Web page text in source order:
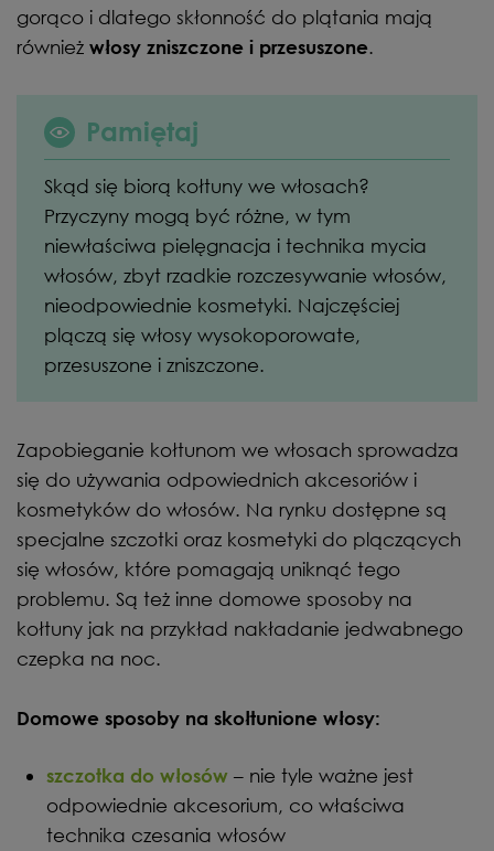
gorąco i dlatego skłonność do plątania mają
również włosy zniszczone i przesuszone.
Pamiętaj
Skąd się biorą kołtuny we włosach?
Przyczyny mogą być różne, w tym
niewłaściwa pielęgnacja i technika mycia
włosów, zbyt rzadkie rozczesywanie włosów,
nieodpowiednie kosmetyki. Najczęściej
plączą się włosy wysokoporowate,
przesuszone i zniszczone.
Zapobieganie kołtunom we włosach sprowadza
się do używania odpowiednich akcesoriów i
kosmetyków do włosów. Na rynku dostępne są
specjalne szczotki oraz kosmetyki do plączących
się włosów, które pomagają uniknąć tego
problemu. Są też inne domowe sposoby na
kołtuny jak na przykład nakładanie jedwabnego
czepka na noc.
Domowe sposoby na skołtunione włosy:
szczotka do włosów – nie tyle ważne jest
odpowiednie akcesorium, co właściwa
technika czesania włosów